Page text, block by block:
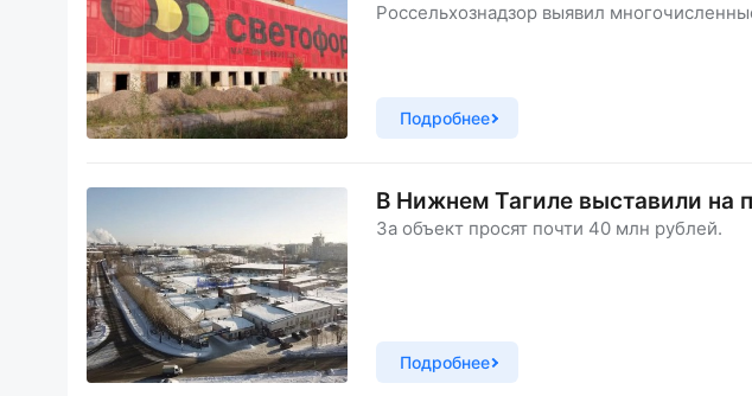
Россельхознадзор выявил
Подробнее
В Нижнем Тагиле выставили на
За объект просят почти 40 млн рублей.
Подробнее